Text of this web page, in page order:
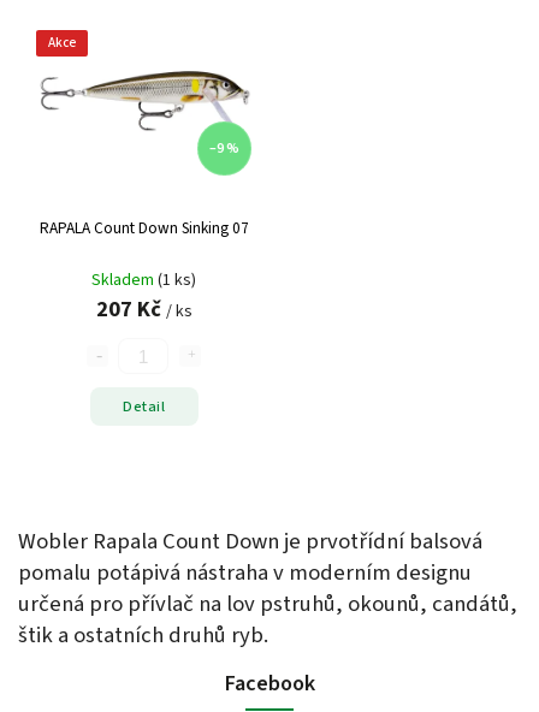
Akce
–9 %
RAPALA Count Down Sinking 07
Skladem (1 ks)
207 Kč / ks
Detail
Wobler Rapala Count Down je prvotřídní balsová
pomalu potápivá nástraha v moderním designu
určená pro přívlač na lov pstruhů, okounů, candátů,
štik a ostatních druhů ryb.
Facebook